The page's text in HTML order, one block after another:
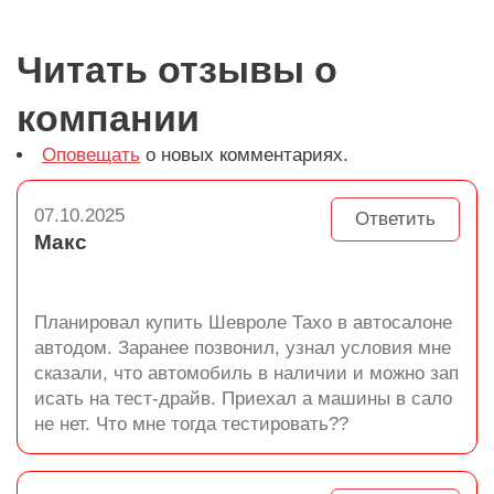
Читать отзывы о
компании
Оповещать о новых комментариях.
Ответить
07.10.2025
Макс
Планировал купить Шевроле Тахо в автосалоне
автодом. Заранее позвонил, узнал условия мне
сказали, что автомобиль в наличии и можно зап
исать на тест-драйв. Приехал а машины в сало
не нет. Что мне тогда тестировать??